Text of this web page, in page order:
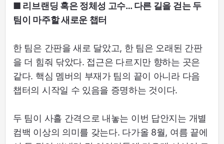
■ 리브랜딩 혹은 정체성 고수… 다른 길을 걷는 두
팀이 마주할 새로운 챕터
한 팀은 간판을 새로 달았고, 한 팀은 오래된 간판
을 더 힘줘 닦았다. 접근은 다르지만 향하는 곳은
같다. 핵심 멤버의 부재가 팀의 끝이 아니라 다음
챕터의 시작일 수 있음을 증명하는 것이다.
두 팀이 사흘 간격으로 내놓는 이번 답안지는 개별
컴백 이상의 의미를 갖는다. 다가올 8월, 여름 끝에